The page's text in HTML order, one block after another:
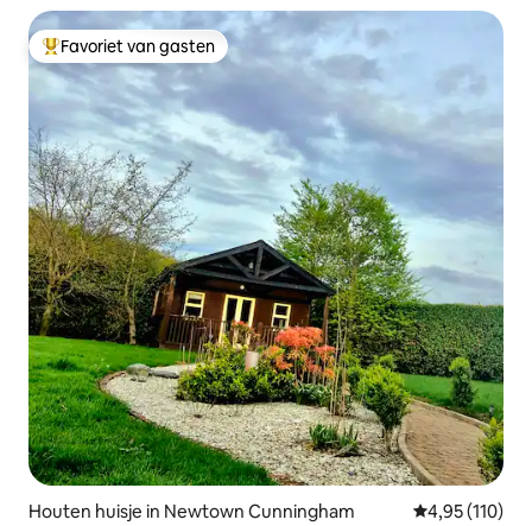
Topfavoriet van gasten
Favoriet van gasten
Houten huisje in Newtown Cunningham Gemiddelde
4,95 (110)